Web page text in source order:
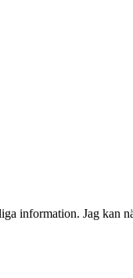
information. Jag kan